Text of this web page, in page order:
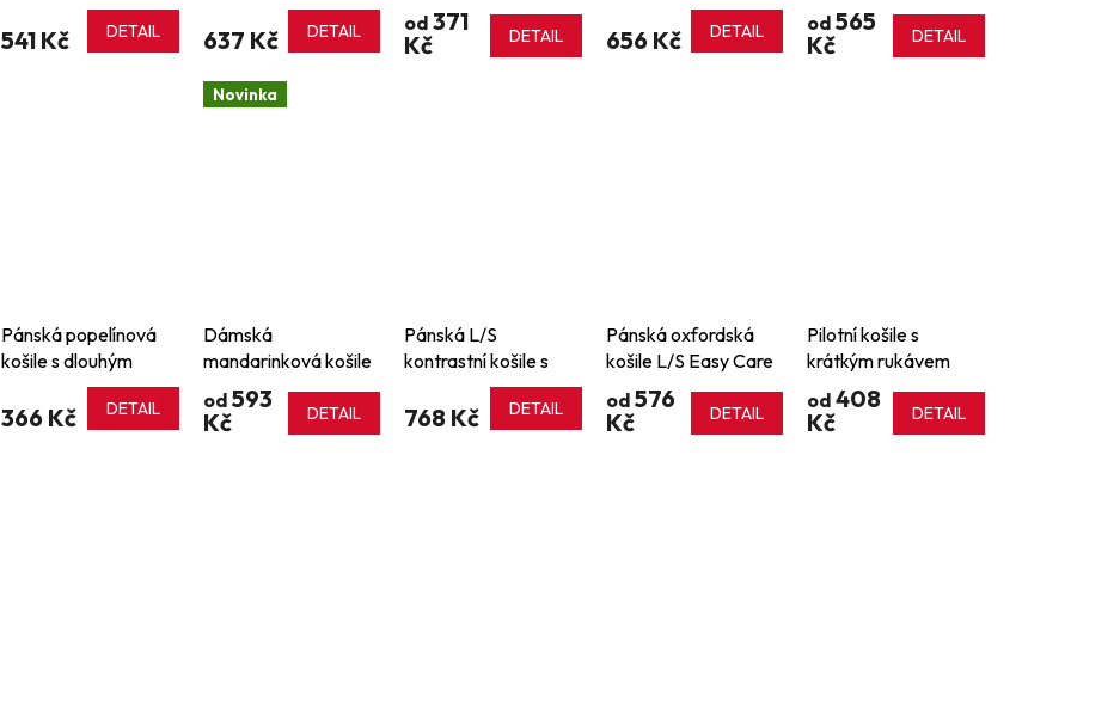
541 Kč DETAIL 637 Kč DETAIL
rukávem
od 371
Kč
DETAIL
rukávem Blake
656 Kč DETAIL
od 565
Kč
DETAIL
Pánská popelínová
košile s dlouhým
366 Kč DETAIL
Novinka
Dámská
mandarinková košile
Roll Tab Sleeve
od593
Kč
DETAIL
Pánská L/S
kontrastní košile s
motivem rybí kosti
768 Kč DETAIL
Pánská oxfordská
košile L/S Easy Care
od576
Kč
DETAIL
Pilotní košile s
krátkým rukávem
od 408
Kč
DETAIL